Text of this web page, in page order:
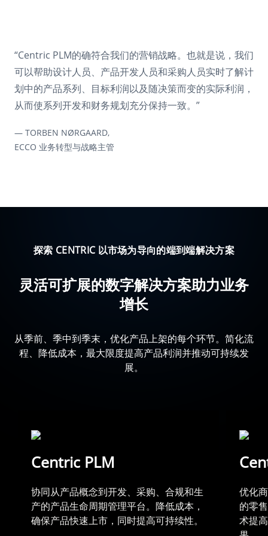
ALOHAS 首席运营官
“Centric PLM的确符合我们的营销战略。也就是说，我们
可以帮助设计人员、产品开发人员和采购人员实时了解计
划中的产品系列、目标利润以及随决策而变的实际利润，
从而使系列开发和财务规划充分保持一致。”
— TORBEN NØRGAARD,
ECCO 业务转型与战略主管
— LOUISE NESLIN,
ALOHAS 首席运营官
— TORBEN NØRGAARD,
ECCO 业务转型与战略主管
探索 CENTRIC 以市场为导向的端到端解决方案
灵活可扩展的数字解决方案助力业务
增长
从季前、季中到季末，优化产品上架的每个环节。简化流
程、降低成本，最大限度提高产品利润并推动可持续发
展。
Centric PLM
协同从产品概念到开发、采购、合规和生
产的产品生命周期管理平台。降低成本，
确保产品快速上市，同时提高可持续性。
优化
的零
术提